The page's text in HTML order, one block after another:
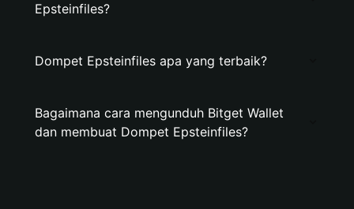
Epsteinfiles?
Dompet Epsteinfiles apa yang terbaik?
Bagaimana cara mengunduh Bitget Wallet
dan membuat Dompet Epsteinfiles?